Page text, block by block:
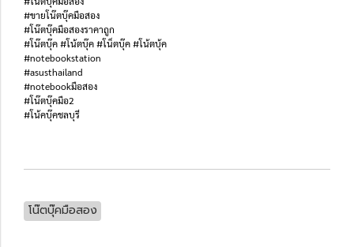
#ขายโน๊ตบุ๊คมือสอง
#โน๊ตบุ๊คมือสองราคาถูก
#โน๊ตบุ๊ค #โน้ตบุ๊ค #โน็ตบุ๊ค #โน้ตบุ้ค
#notebookstation
#asusthailand
#notebookมือสอง
#โน๊ตบุ๊คมือ2
#โน้คบุ๊คชลบุรี
โน๊ตบุ๊คมือสอง